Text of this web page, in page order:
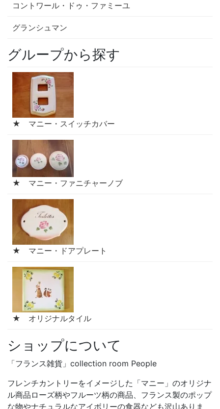
コントワール・ドゥ・ファミーユ
グランシュマン
グループから探す
★ マニー・スイッチカバー
★ マニー・ファニチャーノブ
★ マニー・ドアプレート
★ オリジナルタイル
ショップについて
「フランス雑貨」collection room People
フレンチカントリーをイメージした「マニー」のオリジナ
ル商品ローズ柄やフルーツ柄の商品、フランス製のポップ
な物やナチュラルなアイボリーの食器なども沢山ありま